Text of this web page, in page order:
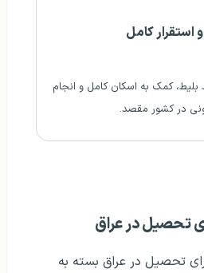
و استقرار کامل
بلیط، کمک به اسکان کامل و انجام
در کشور مقصد.
تحصیل در عراق
تحصیل در عراق بسته به